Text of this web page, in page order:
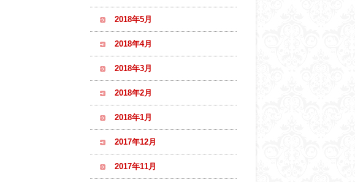
2018年5月
2018年4月
2018年3月
2018年2月
2018年1月
2017年12月
2017年11月